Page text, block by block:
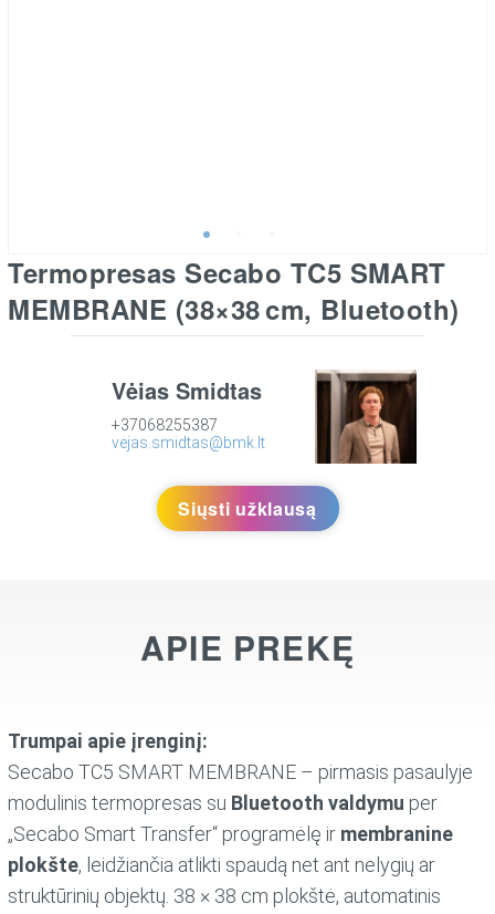
Termopresas Secabo TC5 SMART
MEMBRANE (38×38 cm, Bluetooth)
Vėjas Šmidtas
+37068255387
vejas.smidtas@bmk.lt
Siųsti užklausą
APIE PREKĘ
Trumpai apie įrenginį:
Secabo TC5 SMART MEMBRANE – pirmasis pasaulyje
modulinis termopresas su Bluetooth valdymu per
„Secabo Smart Transfer“ programėlę ir membranine
plokšte, leidžiančia atlikti spaudą net ant nelygių ar
struktūrinių objektų. 38 × 38 cm plokštė, automatinis